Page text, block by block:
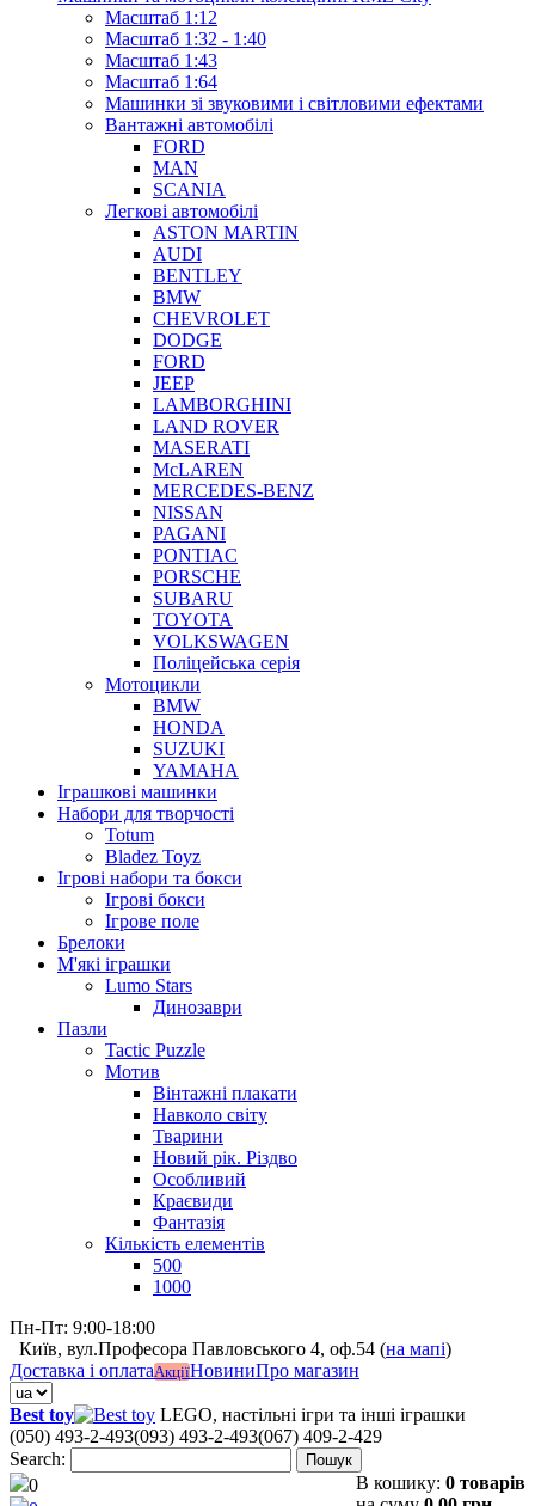
Масштаб 1:12
Масштаб 1:32 - 1:40
Масштаб 1:43
Масштаб 1:64
Машинки зі звуковими і світловими ефектами
Вантажні автомобілі
FORD
MAN
SCANIA
Легкові автомобілі
ASTON MARTIN
AUDI
BENTLEY
BMW
CHEVROLET
DODGE
FORD
JEEP
LAMBORGHINI
LAND ROVER
MASERATI
McLAREN
MERCEDES-BENZ
NISSAN
PAGANI
PONTIAC
PORSCHE
SUBARU
TOYOTA
VOLKSWAGEN
Поліцейська серія
Мотоцикли
BMW
HONDA
SUZUKI
YAMAHA
Іграшкові машинки
Набори для творчості
Totum
Bladez Toyz
Ігрові набори та бокси
Ігрові бокси
Ігрове поле
Брелоки
М'які іграшки
Lumo Stars
Динозаври
Пазли
Tactic Puzzle
Мотив
Вінтажні плакати
Навколо світу
Тварини
Новий рік. Різдво
Особливий
Краєвиди
Фантазія
Кількість елементів
500
1000
Пн-Пт: 9:00-18:00
Київ, вул.Професора Павловського 4, оф.54 (на мапі)
Доставка і оплатаАкціїНовиниПро магазин
Best toy
LEGO, настільні ігри та інші іграшки
(050) 493-2-493(093) 493-2-493(067) 409-2-429
Search:
Пошук
0 В кошику: 0 товарів